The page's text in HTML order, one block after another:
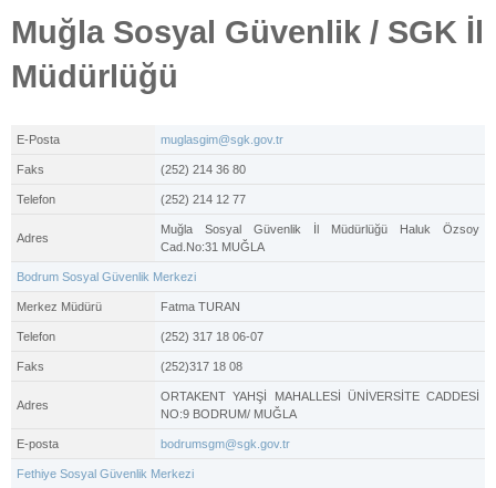
Muğla Sosyal Güvenlik / SGK İl
Müdürlüğü
E-Posta muglasgim@sgk.gov.tr
Faks (252) 214 36 80
Telefon (252) 214 12 77
Adres
Muğla Sosyal Güvenlik İl Müdürlüğü Haluk Özsoy
Cad.No:31 MUĞLA
Bodrum Sosyal Güvenlik Merkezi
Merkez Müdürü Fatma TURAN
Telefon (252) 317 18 06-07
Faks (252)317 18 08
Adres
ORTAKENT YAHŞİ MAHALLESİ ÜNİVERSİTE CADDESİ
NO:9 BODRUM/ MUĞLA
E-posta bodrumsgm@sgk.gov.tr
Fethiye Sosyal Güvenlik Merkezi